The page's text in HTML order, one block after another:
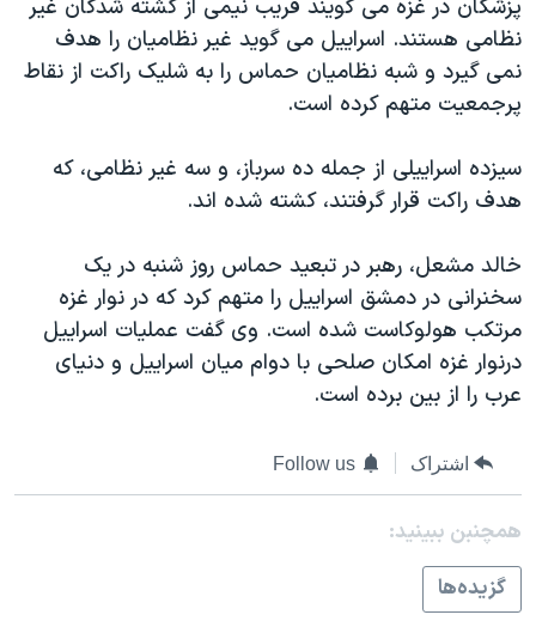
پزشکان در غزه می گويند قريب نيمی از کشته شدگان غير
نظامی هستند. اسراييل می گويد غير نظاميان را هدف
نمی گيرد و شبه نظاميان حماس را به شليک راکت از نقاط
پرجمعيت متهم کرده است.
سيزده اسراييلی از جمله ده سرباز، و سه غير نظامی، که
هدف راکت قرار گرفتند، کشته شده اند.
خالد مشعل، رهبر در تبعيد حماس روز شنبه در يک
سخنرانی در دمشق اسراييل را متهم کرد که در نوار غزه
مرتکب هولوکاست شده است. وی گفت عمليات اسراييل
درنوار غزه امکان صلحی با دوام ميان اسراييل و دنيای
عرب را از بين برده است.
اشتراک Follow us
همچنبن ببینید:
گزيده‌ها